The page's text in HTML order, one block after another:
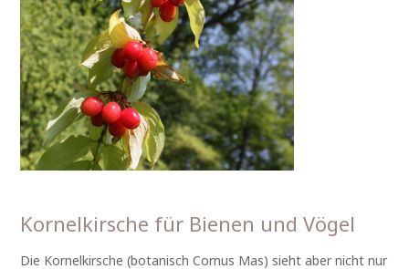
Kornelkirsche für Bienen und Vögel
Die Kornelkirsche (botanisch Cornus Mas) sieht aber nicht nur